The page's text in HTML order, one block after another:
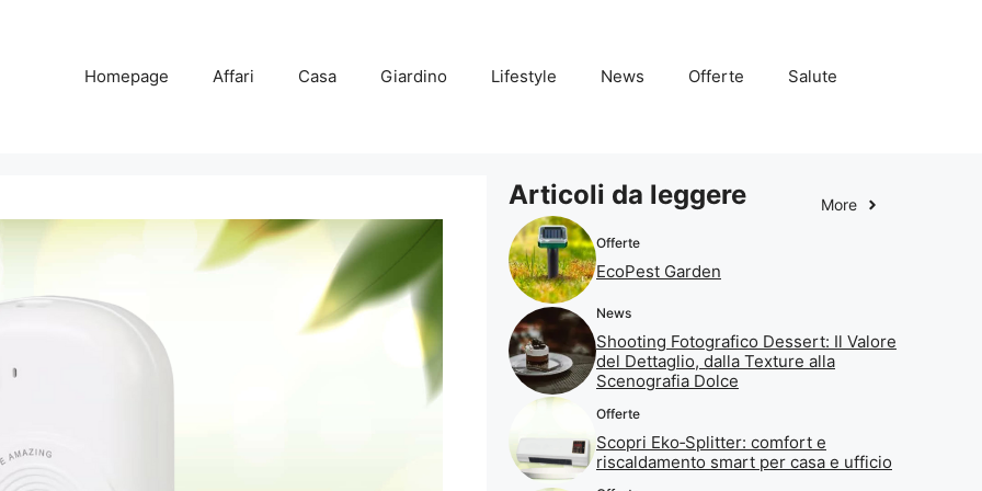
Homepage Affari Casa Giardino Lifestyle News Offerte Salute
Articoli da leggere More
Offerte
EcoPest Garden
News
Shooting Fotografico Dessert: Il Valore
del Dettaglio, dalla Texture alla
Scenografia Dolce
Offerte
Scopri Eko‑Splitter: comfort e
riscaldamento smart per casa e ufficio